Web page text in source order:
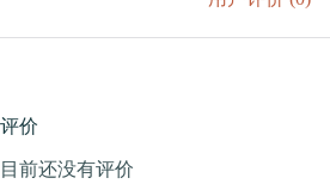
评价
目前还没有评价